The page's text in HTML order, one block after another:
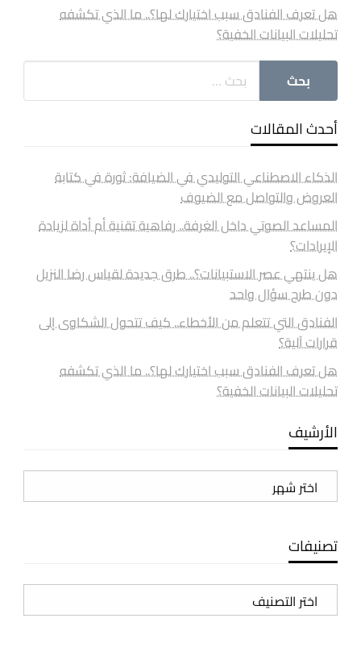
هل تعرف الفنادق سبب اختيارك لها؟.. ما الذي تكشفه
تحليلات البيانات الخفية؟
أحدث المقالات
الذكاء الاصطناعي التوليدي في الضيافة: ثورة في كتابة
العروض والتواصل مع الضيوف
المساعد الصوتي داخل الغرفة.. رفاهية تقنية أم أداة لزيادة
الإيرادات؟
هل ينتهي عصر الاستبيانات؟.. طرق جديدة لقياس رضا النزيل
دون طرح سؤال واحد
الفنادق التي تتعلم من الأخطاء.. كيف تتحول الشكاوى إلى
قرارات آلية؟
هل تعرف الفنادق سبب اختيارك لها؟.. ما الذي تكشفه
تحليلات البيانات الخفية؟
الأرشيف
الأرشيف
تصنيفات
تصنيفات